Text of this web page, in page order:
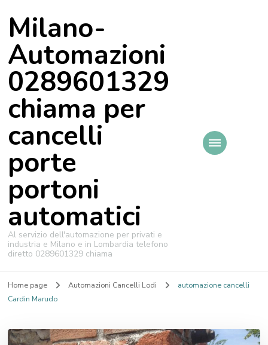
Milano-
Automazioni
0289601329
chiama per
cancelli
porte
portoni
automatici
Al servizio dell'automazione per privati e
industria e Milano e in Lombardia telefono
diretto 0289601329 chiama
Home page Automazioni Cancelli Lodi
automazione cancelli
Cardin Marudo